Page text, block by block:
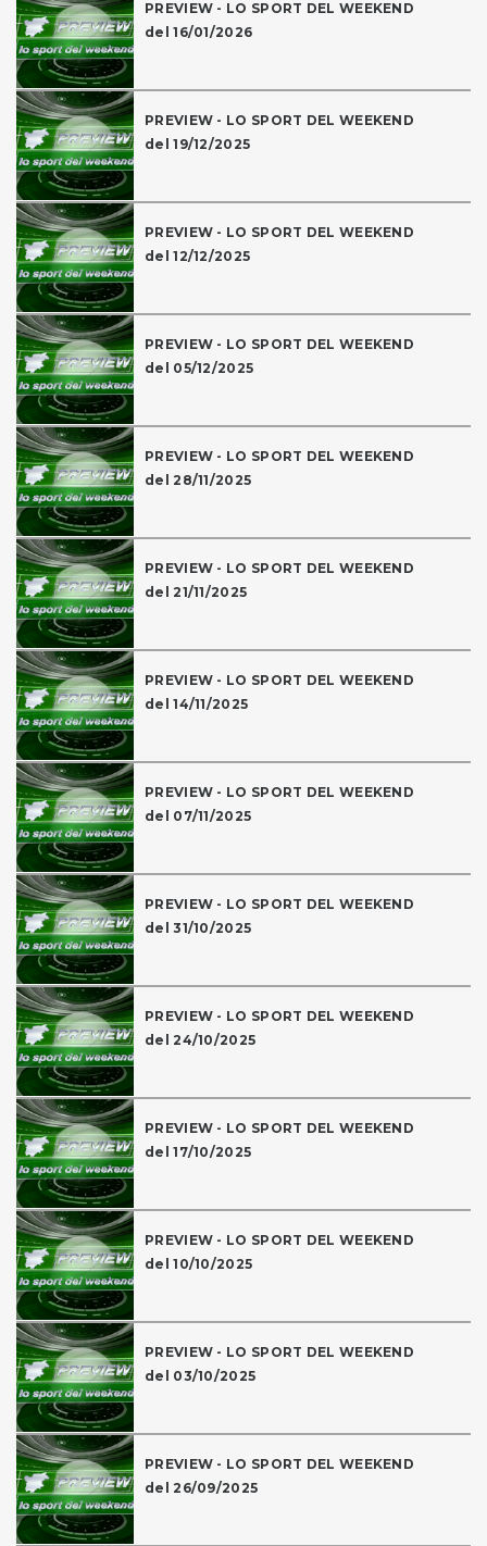
PREVIEW - LO SPORT DEL WEEKEND
del 16/01/2026
PREVIEW - LO SPORT DEL WEEKEND
del 19/12/2025
PREVIEW - LO SPORT DEL WEEKEND
del 12/12/2025
PREVIEW - LO SPORT DEL WEEKEND
del 05/12/2025
PREVIEW - LO SPORT DEL WEEKEND
del 28/11/2025
PREVIEW - LO SPORT DEL WEEKEND
del 21/11/2025
PREVIEW - LO SPORT DEL WEEKEND
del 14/11/2025
PREVIEW - LO SPORT DEL WEEKEND
del 07/11/2025
PREVIEW - LO SPORT DEL WEEKEND
del 31/10/2025
PREVIEW - LO SPORT DEL WEEKEND
del 24/10/2025
PREVIEW - LO SPORT DEL WEEKEND
del 17/10/2025
PREVIEW - LO SPORT DEL WEEKEND
del 10/10/2025
PREVIEW - LO SPORT DEL WEEKEND
del 03/10/2025
PREVIEW - LO SPORT DEL WEEKEND
del 26/09/2025